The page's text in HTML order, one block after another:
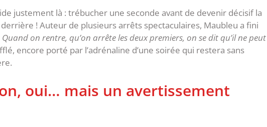
justement là : trébucher une seconde avant de devenir décisif la
! Auteur de plusieurs arrêts spectaculaires, Maubleu a fini
Quand on rentre, qu’on arrête les deux premiers, on se dit qu’il ne peut
encore porté par l’adrénaline d’une soirée qui restera sans
oui… mais un avertissement